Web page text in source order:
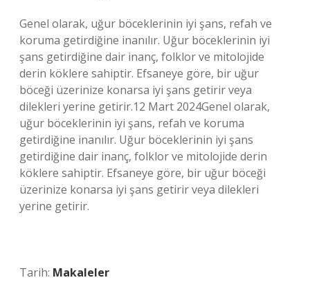
Genel olarak, uğur böceklerinin iyi şans, refah ve
koruma getirdiğine inanılır. Uğur böceklerinin iyi
şans getirdiğine dair inanç, folklor ve mitolojide
derin köklere sahiptir. Efsaneye göre, bir uğur
böceği üzerinize konarsa iyi şans getirir veya
dilekleri yerine getirir.12 Mart 2024Genel olarak,
uğur böceklerinin iyi şans, refah ve koruma
getirdiğine inanılır. Uğur böceklerinin iyi şans
getirdiğine dair inanç, folklor ve mitolojide derin
köklere sahiptir. Efsaneye göre, bir uğur böceği
üzerinize konarsa iyi şans getirir veya dilekleri
yerine getirir.
Tarih: Makaleler